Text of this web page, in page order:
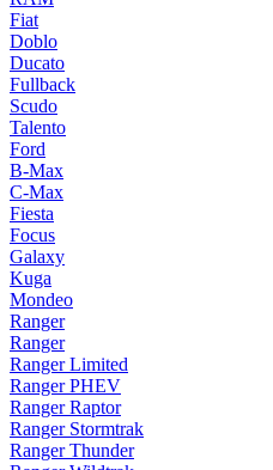
Fiat
Doblo
Ducato
Fullback
Scudo
Talento
Ford
B-Max
C-Max
Fiesta
Focus
Galaxy
Kuga
Mondeo
Ranger
Ranger
Ranger Limited
Ranger PHEV
Ranger Raptor
Ranger Stormtrak
Ranger Thunder